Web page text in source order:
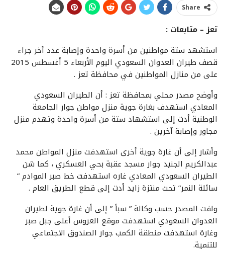
Share
تعز – متابعات :
استشهد ستة مواطنين من أسرة واحدة وإصابة عدد آخر جراء
قصف طيران العدوان السعودي اليوم الأربعاء 5 أغسطس 2015
على من منازل المواطنين في محافظة تعز .
وأوضح مصدر محلي بمحافظة تعز : أن الطيران السعودي
المعادي استهدف بغارة جوية منزل مواطن جوار الجامعة
الوطنية أدت إلى استشهاد ستة من أسرة واحدة وتهدم منزل
مجاور وإصابة آخرين .
وأشار إلى أن غارة جوية أخرى استهدفت منزل المواطن محمد
عبدالكريم الجنيد جوار مسجد عقبة بحي العسكري ، كما شن
الطيران السعودي المعادي غاره استهدفت خط صبر الموادم ”
سائلة النمر” تحت منتزة زايد أدت إلى قطع الطريق العام .
ولفت المصدر حسب وكالة ” سبأ ” إلى أن غارة جوية لطيران
العدوان السعودي استهدفت موقع العروس أعلى جبل صبر
وغارة استهدفت منطقة الكمب جوار الصندوق الاجتماعي
للتنمية.